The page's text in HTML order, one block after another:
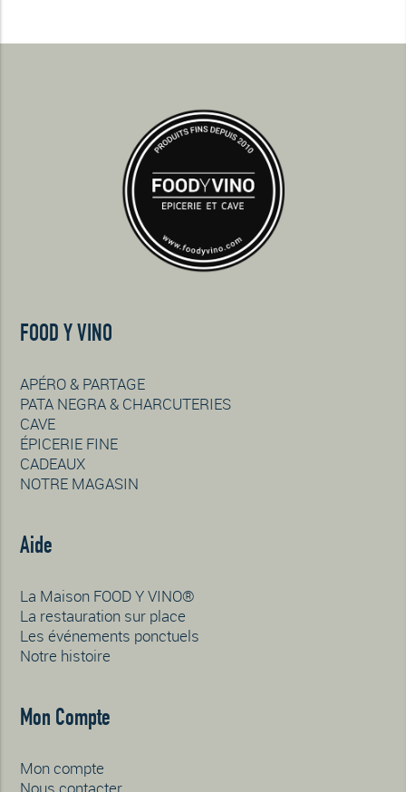
FOOD Y VINO
APÉRO & PARTAGE
PATA NEGRA & CHARCUTERIES
CAVE
ÉPICERIE FINE
CADEAUX
NOTRE MAGASIN
Aide
La Maison FOOD Y VINO®
La restauration sur place
Les événements ponctuels
Notre histoire
Mon Compte
Mon compte